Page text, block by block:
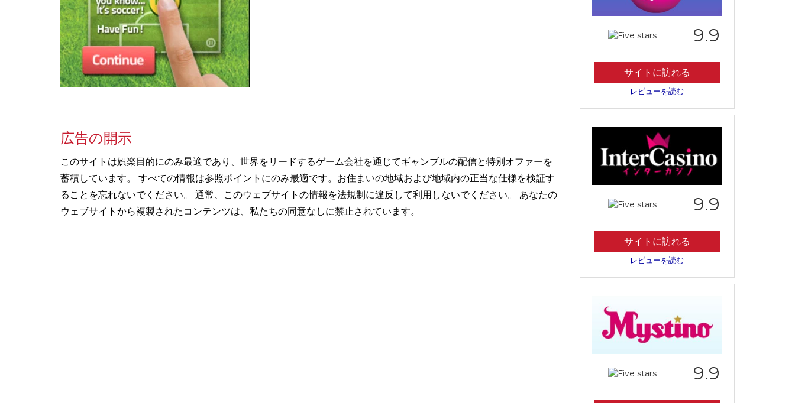
広告の開示
このサイトは娯楽目的にのみ最適であり、世界をリードするゲーム会社を通じてギャンブルの配信と特別オファーを
蓄積しています。 すべての情報は参照ポイントにのみ最適です。お住まいの地域および地域内の正当な仕様を検証す
ることを忘れないでください。 通常、このウェブサイトの情報を法規制に違反して利用しないでください。 あなたの
ウェブサイトから複製されたコンテンツは、私たちの同意なしに禁止されています。
9.9
サイトに訪れる
レビューを読む
9.9
サイトに訪れる
レビューを読む
9.9